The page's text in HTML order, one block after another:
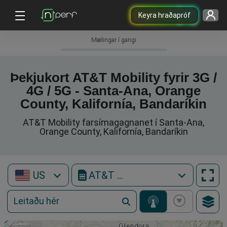
Keyra hraðapróf
Mælingar í gangi
Þekjukort AT&T Mobility fyrir 3G /
4G / 5G - Santa-Ana, Orange
County, Kalifornía, Bandaríkin
AT&T Mobility farsímagagnanet í Santa-Ana,
Orange County, Kalifornía, Bandaríkin
US AT&T Mobility